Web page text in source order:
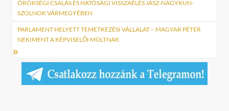
ÖRÖKSÉGI CSALÁS ÉS HATÓSÁGI VISSZAÉLÉS JÁSZ-NAGYKUN-
SZOLNOK VÁRMEGYÉBEN
PARLAMENT HELYETT TEMETKEZÉSI VÁLLALAT – MAGYAR PÉTER
NEKIMENT A KÉPVISELŐI MÚLTNAK